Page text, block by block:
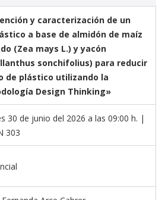
y caracterización de un
a base de almidón de maíz
(Zea mays L.) y yacón
sonchifolius) para reducir
de plástico utilizando la
Design Thinking»
30 de junio del 2026 a las 09:00 h. |
303